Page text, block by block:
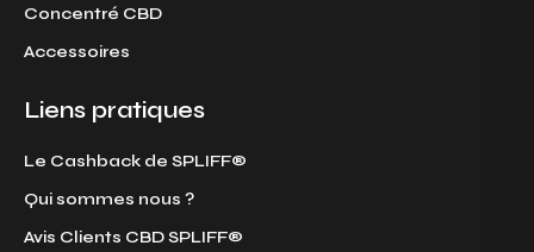
Concentré CBD
Accessoires
Liens pratiques
Le Cashback de SPLIFF®
Qui sommes nous ?
Avis Clients CBD SPLIFF®